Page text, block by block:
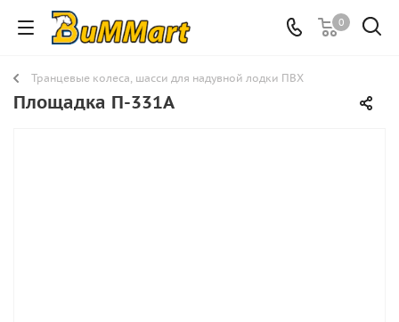
0
Транцевые колеса, шасси для надувной лодки ПВХ
Площадка П-331А